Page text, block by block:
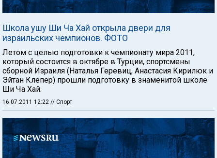
Школа ушу Ши Ча Хай открыла двери для
израильских чемпионов. ФОТО
Летом с целью подготовки к чемпионату мира 2011,
который состоится в октябре в Турции, спортсмены
сборной Израиля (Наталья Геревиц, Анастасия Кирилюк и
Эйтан Клепер) прошли подготовку в знаменитой школе
Ши Ча Хай.
16.07.2011 12:22 // Спорт